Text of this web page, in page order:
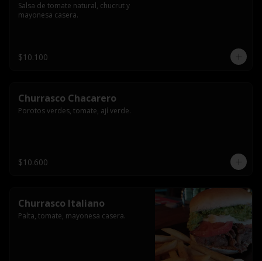
Salsa de tomate natural, chucrut y
mayonesa casera.
$10.100
Churrasco Chacarero
Porotos verdes, tomate, ají verde.
$10.600
Churrasco Italiano
Palta, tomate, mayonesa casera.